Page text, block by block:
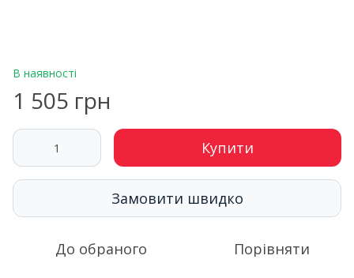
В наявності
1 505 грн
Купити
Замовити швидко
До обраного Порівняти